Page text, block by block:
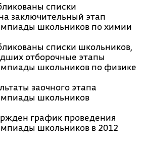
списки
заключительный этап
школьников по химии
списки школьников,
отборочные этапы
школьников по физике
заочного этапа
школьников
график проведения
школьников в 2012